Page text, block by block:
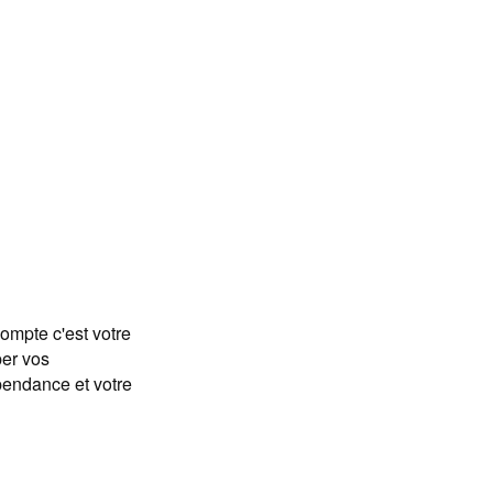
c'est votre
vos
et votre